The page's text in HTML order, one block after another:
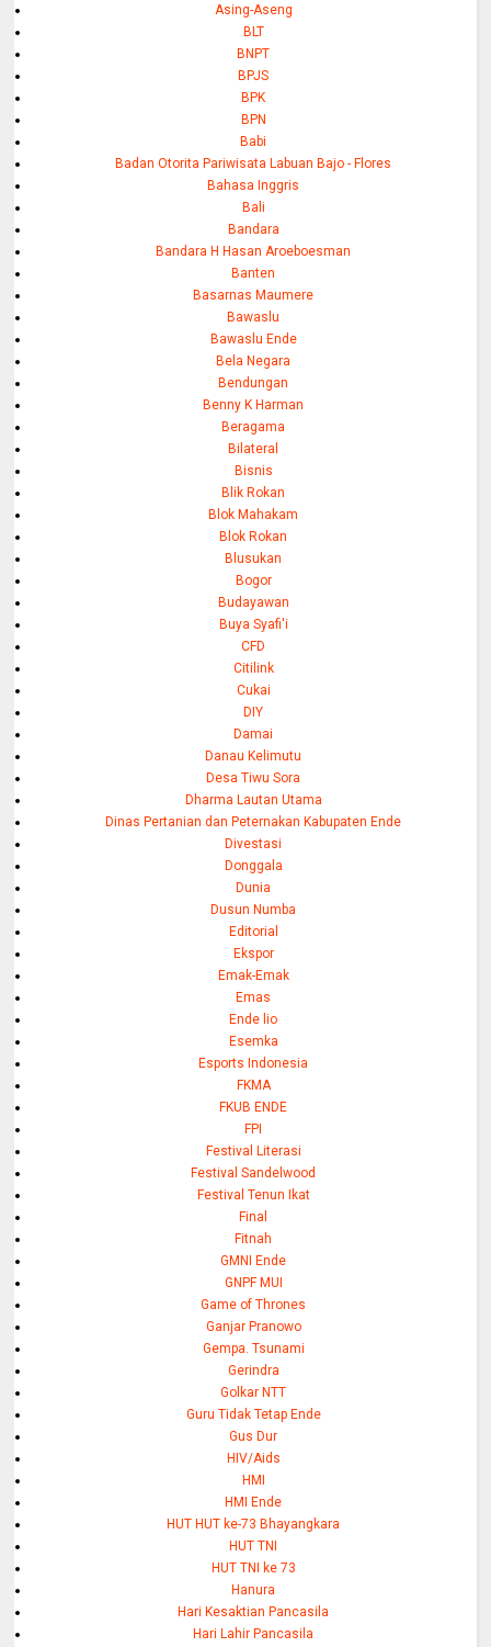
Asing-Aseng
BLT
BNPT
BPJS
BPK
BPN
Babi
Badan Otorita Pariwisata Labuan Bajo - Flores
Bahasa Inggris
Bali
Bandara
Bandara H Hasan Aroeboesman
Banten
Basarnas Maumere
Bawaslu
Bawaslu Ende
Bela Negara
Bendungan
Benny K Harman
Beragama
Bilateral
Bisnis
Blik Rokan
Blok Mahakam
Blok Rokan
Blusukan
Bogor
Budayawan
Buya Syafi'i
CFD
Citilink
Cukai
DIY
Damai
Danau Kelimutu
Desa Tiwu Sora
Dharma Lautan Utama
Dinas Pertanian dan Peternakan Kabupaten Ende
Divestasi
Donggala
Dunia
Dusun Numba
Editorial
Ekspor
Emak-Emak
Emas
Ende lio
Esemka
Esports Indonesia
FKMA
FKUB ENDE
FPI
Festival Literasi
Festival Sandelwood
Festival Tenun Ikat
Final
Fitnah
GMNI Ende
GNPF MUI
Game of Thrones
Ganjar Pranowo
Gempa. Tsunami
Gerindra
Golkar NTT
Guru Tidak Tetap Ende
Gus Dur
HIV/Aids
HMI
HMI Ende
HUT HUT ke-73 Bhayangkara
HUT TNI
HUT TNI ke 73
Hanura
Hari Kesaktian Pancasila
Hari Lahir Pancasila